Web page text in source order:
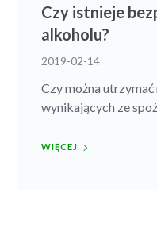
Czy istnieje
alkoholu?
2019-02-14
Czy można
wynikających ze
WIĘCEJ